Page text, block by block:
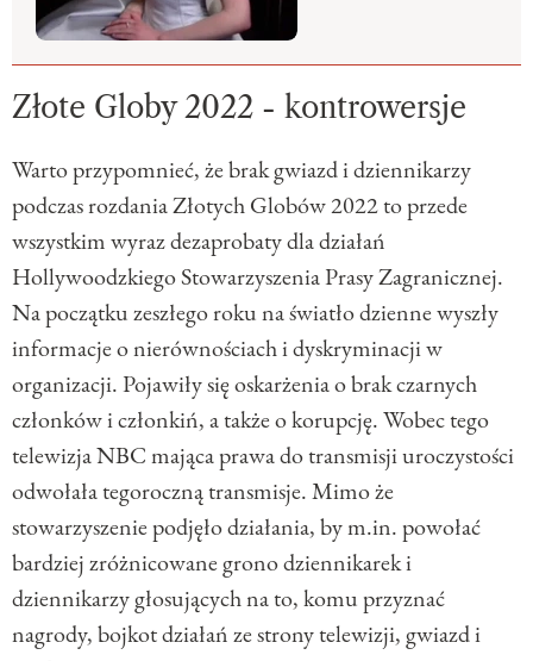
Złote Globy 2022 - kontrowersje
Warto przypomnieć, że brak gwiazd i dziennikarzy
podczas rozdania Złotych Globów 2022 to przede
wszystkim wyraz dezaprobaty dla działań
Hollywoodzkiego Stowarzyszenia Prasy Zagranicznej.
Na początku zeszłego roku na światło dzienne wyszły
informacje o nierównościach i dyskryminacji w
organizacji. Pojawiły się oskarżenia o brak czarnych
członków i członkiń, a także o korupcję. Wobec tego
telewizja NBC mająca prawa do transmisji uroczystości
odwołała tegoroczną transmisje. Mimo że
stowarzyszenie podjęło działania, by m.in. powołać
bardziej zróżnicowane grono dziennikarek i
dziennikarzy głosujących na to, komu przyznać
nagrody, bojkot działań ze strony telewizji, gwiazd i